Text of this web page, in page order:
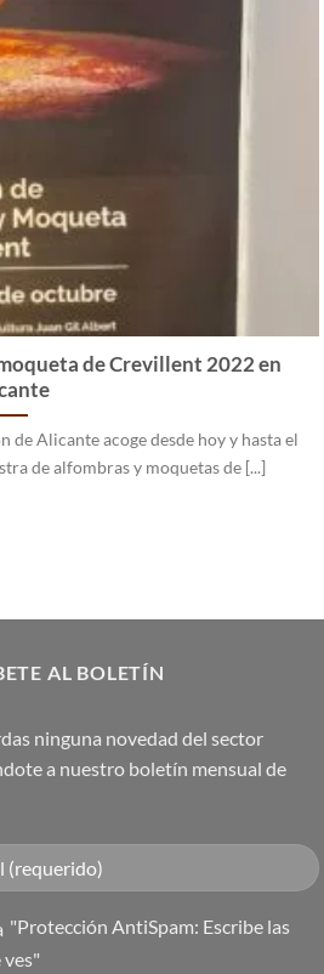
de Crevillent 2022 en
de Alicante acoge desde hoy y hasta el
de alfombras y moquetas de [...]
AL BOLETÍN
ninguna novedad del sector
a nuestro boletín mensual de
"Protección AntiSpam: Escribe las
ves"